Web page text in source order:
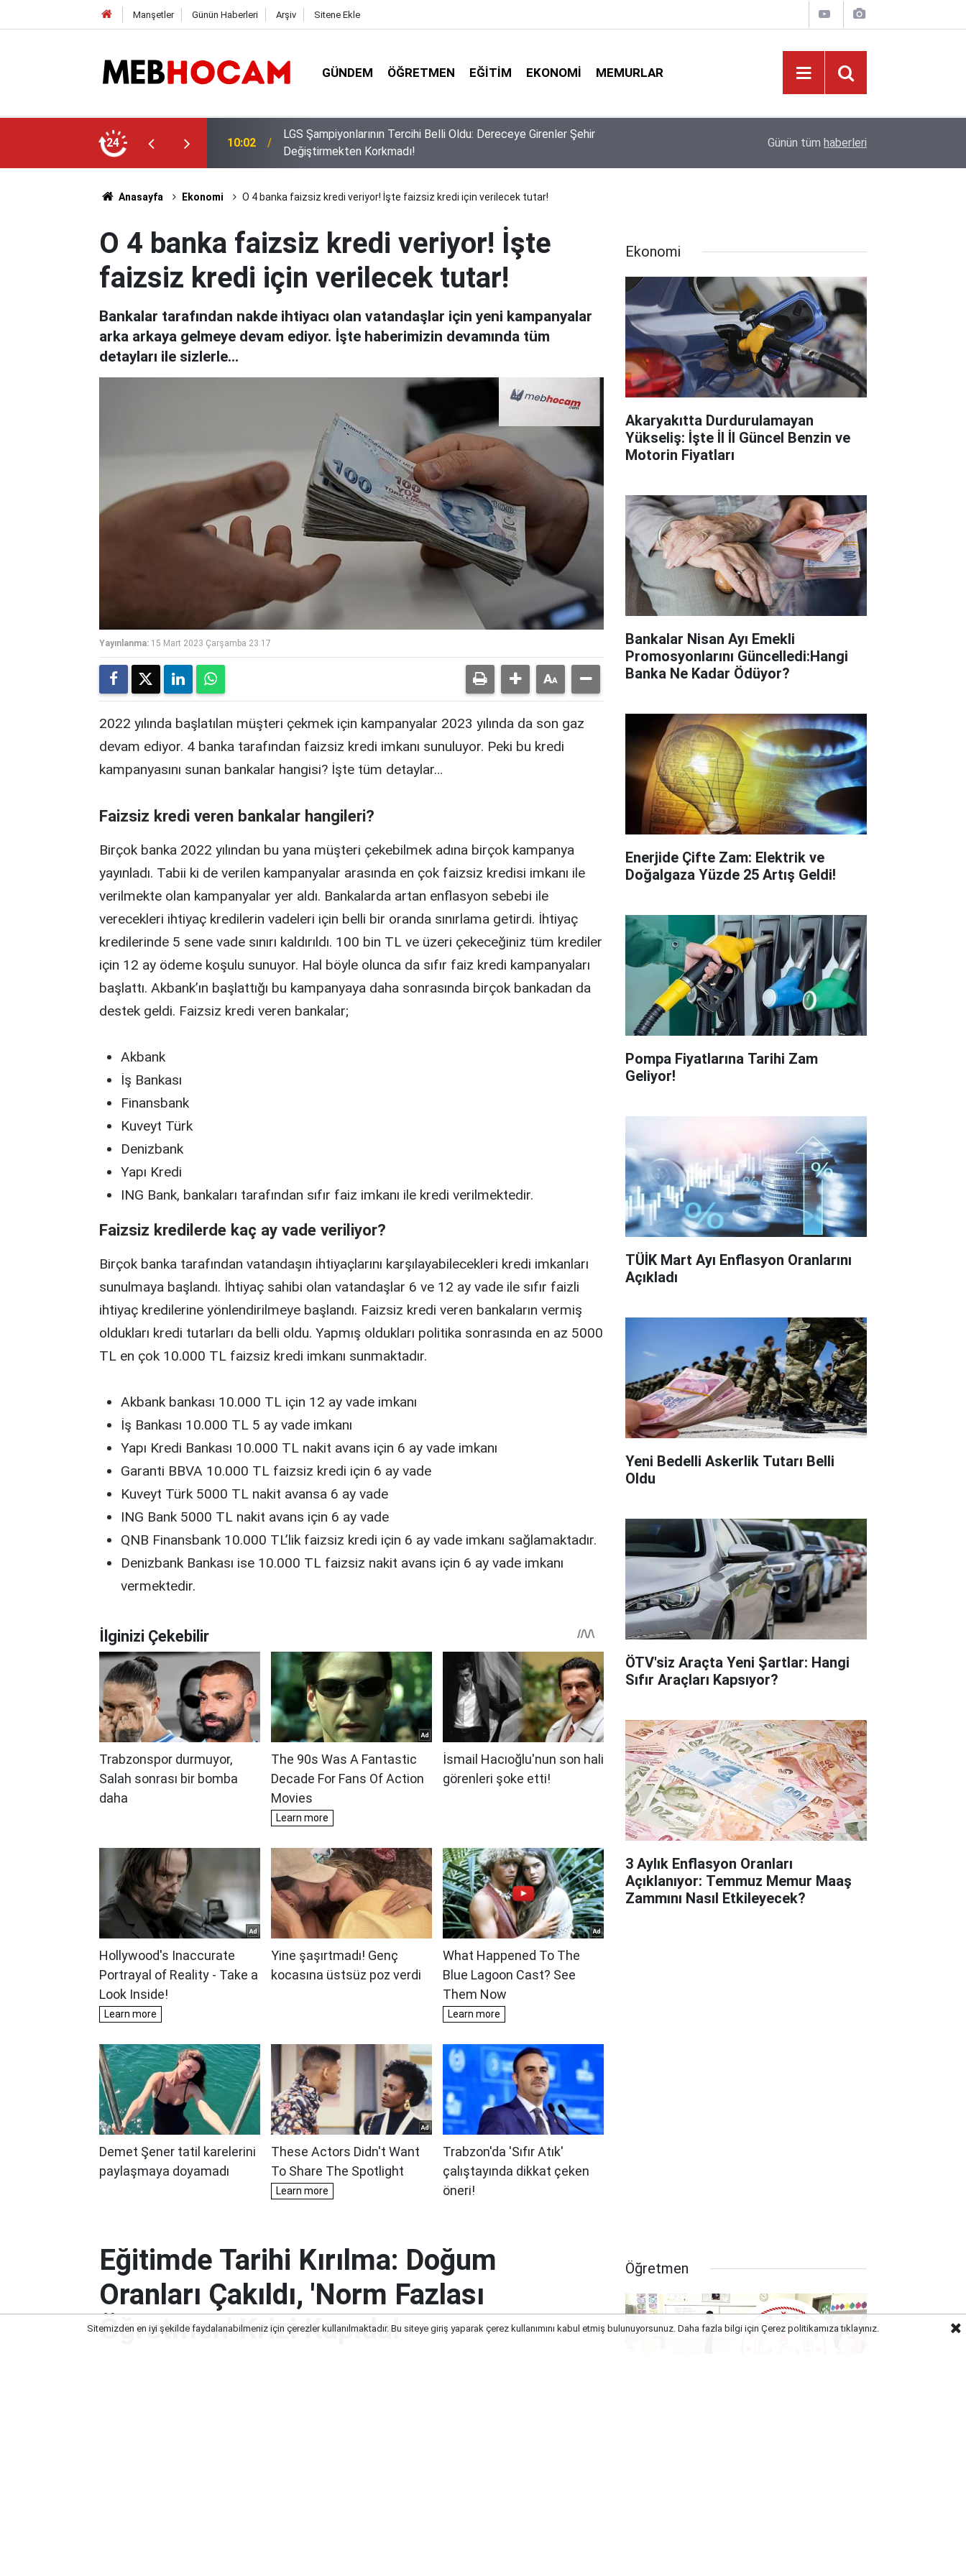
Manşetler Günün Haberleri Arşiv Sitene Ekle
GÜNDEM ÖĞRETMEN EĞITIM EKONOMI MEMURLAR
24
Dereceye Girenler Şehir
09:02 Bakan Yusuf Tekin Başkanlığında Şırnak’ta 81 İl Müdürüyle Eğitim Zirvesi
Payı Anadolu Liselerinin
Günün tüm haberleri
Anasayfa Ekonomi O 4 banka faizsiz kredi veriyor! İşte faizsiz kredi için verilecek tutar!
O 4 banka faizsiz kredi veriyor! İşte
faizsiz kredi için verilecek tutar!
Bankalar tarafından nakde ihtiyacı olan vatandaşlar için yeni kampanyalar
arka arkaya gelmeye devam ediyor. İşte haberimizin devamında tüm
detayları ile sizlerle…
Yayınlanma: 15 Mart 2023 Çarşamba 23:17
2022 yılında başlatılan müşteri çekmek için kampanyalar 2023 yılında da son gaz
devam ediyor. 4 banka tarafından faizsiz kredi imkanı sunuluyor. Peki bu kredi
kampanyasını sunan bankalar hangisi? İşte tüm detaylar…
Faizsiz kredi veren bankalar hangileri?
Birçok banka 2022 yılından bu yana müşteri çekebilmek adına birçok kampanya
yayınladı. Tabii ki de verilen kampanyalar arasında en çok faizsiz kredisi imkanı ile
verilmekte olan kampanyalar yer aldı. Bankalarda artan enflasyon sebebi ile
verecekleri ihtiyaç kredilerin vadeleri için belli bir oranda sınırlama getirdi. İhtiyaç
kredilerinde 5 sene vade sınırı kaldırıldı. 100 bin TL ve üzeri çekeceğiniz tüm krediler
için 12 ay ödeme koşulu sunuyor. Hal böyle olunca da sıfır faiz kredi kampanyaları
başlattı. Akbank’ın başlattığı bu kampanyaya daha sonrasında birçok bankadan da
destek geldi. Faizsiz kredi veren bankalar;
Akbank
İş Bankası
Finansbank
Kuveyt Türk
Denizbank
Yapı Kredi
ING Bank, bankaları tarafından sıfır faiz imkanı ile kredi verilmektedir.
Faizsiz kredilerde kaç ay vade veriliyor?
Birçok banka tarafından vatandaşın ihtiyaçlarını karşılayabilecekleri kredi imkanları
sunulmaya başlandı. İhtiyaç sahibi olan vatandaşlar 6 ve 12 ay vade ile sıfır faizli
ihtiyaç kredilerine yönlendirilmeye başlandı. Faizsiz kredi veren bankaların vermiş
oldukları kredi tutarları da belli oldu. Yapmış oldukları politika sonrasında en az 5000
TL en çok 10.000 TL faizsiz kredi imkanı sunmaktadır.
Akbank bankası 10.000 TL için 12 ay vade imkanı
İş Bankası 10.000 TL 5 ay vade imkanı
Yapı Kredi Bankası 10.000 TL nakit avans için 6 ay vade imkanı
Garanti BBVA 10.000 TL faizsiz kredi için 6 ay vade
Kuveyt Türk 5000 TL nakit avansa 6 ay vade
ING Bank 5000 TL nakit avans için 6 ay vade
QNB Finansbank 10.000 TL’lik faizsiz kredi için 6 ay vade imkanı sağlamaktadır.
Denizbank Bankası ise 10.000 TL faizsiz nakit avans için 6 ay vade imkanı
vermektedir.
Ekonomi
Akaryakıtta Durdurulamayan
Yükseliş: İşte İl İl Güncel Benzin ve
Motorin Fiyatları
Bankalar Nisan Ayı Emekli
Promosyonlarını Güncelledi:Hangi
Banka Ne Kadar Ödüyor?
Enerjide Çifte Zam: Elektrik ve
Doğalgaza Yüzde 25 Artış Geldi!
Pompa Fiyatlarına Tarihi Zam
Geliyor!
TÜİK Mart Ayı Enflasyon Oranlarını
Açıkladı
Yeni Bedelli Askerlik Tutarı Belli
Oldu
ÖTV'siz Araçta Yeni Şartlar: Hangi
Sıfır Araçları Kapsıyor?
3 Aylık Enflasyon Oranları
Açıklanıyor: Temmuz Memur Maaş
Zammını Nasıl Etkileyecek?
Eğitimde Tarihi Kırılma: Doğum
Oranları Çakıldı, 'Norm Fazlası
Öğretmen' Krizi Kapıda!
Öğretmen
Sitemizden en iyi şekilde faydalanabilmeniz için çerezler kullanılmaktadır. Bu siteye giriş yaparak çerez kullanımını kabul etmiş bulunuyorsunuz. Daha fazla bilgi için Çerez politikamızatıklayınız.